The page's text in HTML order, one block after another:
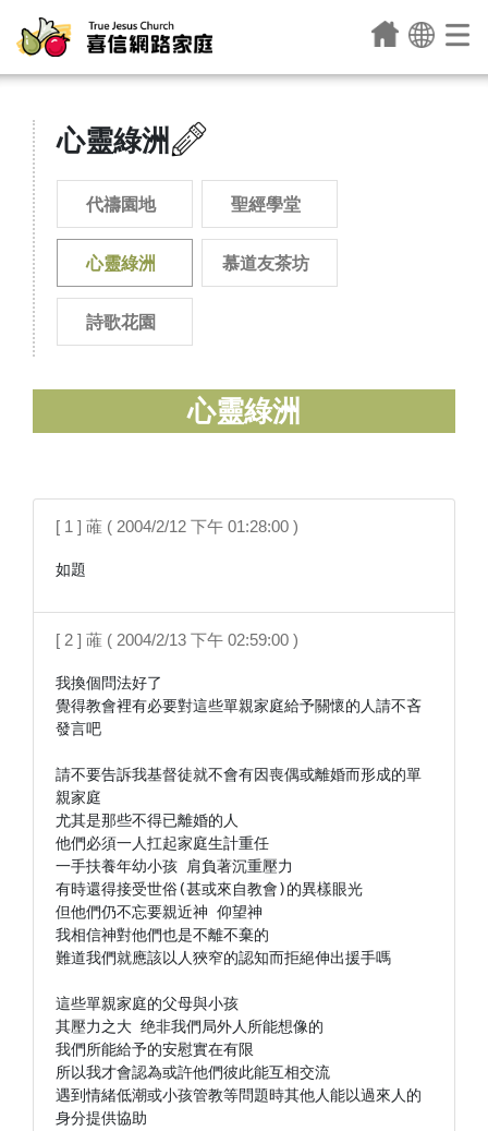
心靈綠洲
代禱園地 聖經學堂
心靈綠洲 慕道友茶坊
詩歌花園
心靈綠洲
[ 1 ] 蓶 ( 2004/2/12 下午 01:28:00 )
如題
[ 2 ] 蓶 ( 2004/2/13 下午 02:59:00 )
我換個問法好了
覺得教會裡有必要對這些單親家庭給予關懷的人請不吝
發言吧
請不要告訴我基督徒就不會有因喪偶或離婚而形成的單
親家庭
尤其是那些不得已離婚的人
他們必須一人扛起家庭生計重任
一手扶養年幼小孩 肩負著沉重壓力
有時還得接受世俗(甚或來自教會)的異樣眼光
但他們仍不忘要親近神 仰望神
我相信神對他們也是不離不棄的
難道我們就應該以人狹窄的認知而拒絕伸出援手嗎
這些單親家庭的父母與小孩
其壓力之大 绝非我們局外人所能想像的
我們所能給予的安慰實在有限
所以我才會認為或許他們彼此能互相交流
遇到情緒低潮或小孩管教等問題時其他人能以過來人的
身分提供協助